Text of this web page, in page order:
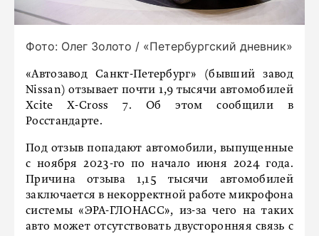
Фото: Олег Золото / «Петербургский дневник»
«Автозавод Санкт-Петербург» (бывший завод
Nissan) отзывает почти 1,9 тысячи автомобилей
Xcite X-Cross 7. Об этом сообщили в
Росстандарте.
Под отзыв попадают автомобили, выпущенные
с ноября 2023-го по начало июня 2024 года.
Причина отзыва 1,15 тысячи автомобилей
заключается в некорректной работе микрофона
системы «ЭРА-ГЛОНАСС», из-за чего на таких
авто может отсутствовать двусторонняя связь с